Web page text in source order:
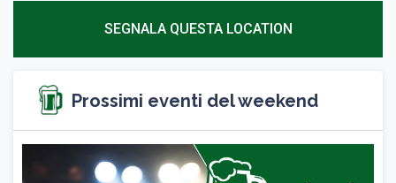
SEGNALA QUESTA LOCATION
Prossimi eventi del weekend